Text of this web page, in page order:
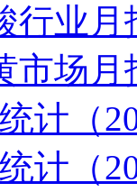
行业月
市场月
计（
计（